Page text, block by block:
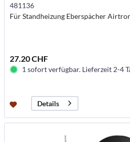
481136
Für Standheizung Eberspächer
27.20 CHF
1 sofort verfügbar. Lieferzeit 2-4
Details